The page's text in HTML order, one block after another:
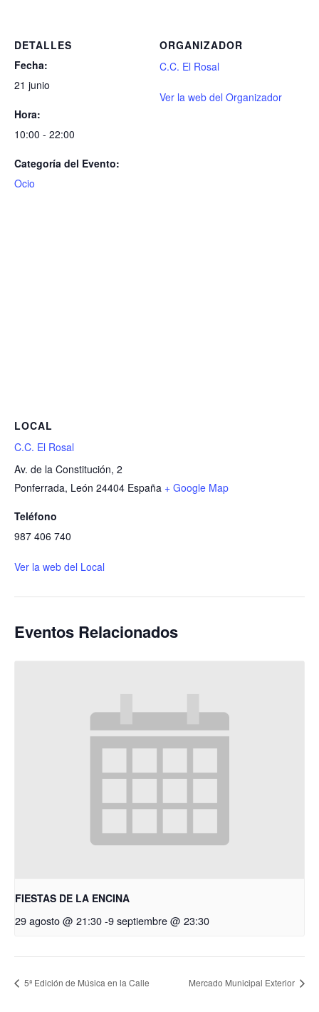
DETALLES
Fecha:
21 junio
Hora:
10:00 - 22:00
Categoría del Evento:
Ocio
ORGANIZADOR
C.C. El Rosal
Ver la web del Organizador
LOCAL
C.C. El Rosal
Av. de la Constitución, 2
Ponferrada, León 24404 España + Google Map
Teléfono
987 406 740
Ver la web del Local
Eventos Relacionados
FIESTAS DE LA ENCINA
29 agosto @ 21:30-9 septiembre @ 23:30
5ª Edición de Música en la Calle Mercado Municipal Exterior